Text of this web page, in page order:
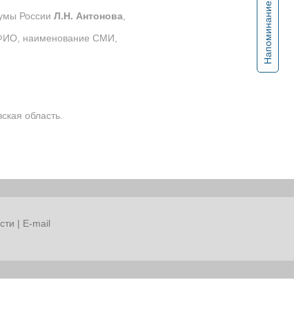
Напоминание
России Л.Н. Антонова
наименование СМИ,
область.
| E-mail